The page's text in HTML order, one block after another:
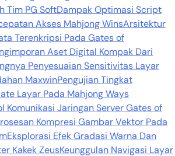
Tim PG SoftDampak Optimasi Script
Akses Mahjong WinsArsitektur
Terenkripsi Pada Gates of
Aset Digital Kompak Dari
Penyesuaian Sensitivitas Layar
MaxwinPengujian Tingkat
Layar Pada Mahjong Ways
Komunikasi Jaringan Server Gates of
Kompresi Gambar Vektor Pada
Eksplorasi Efek Gradasi Warna Dan
Kakek ZeusKeunggulan Navigasi Layar